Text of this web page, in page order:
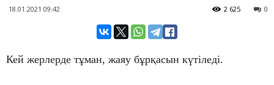
18.01.2021 09:42 0
2 625
Кей жерлерде тұман, жаяу бұрқасын күтіледі.